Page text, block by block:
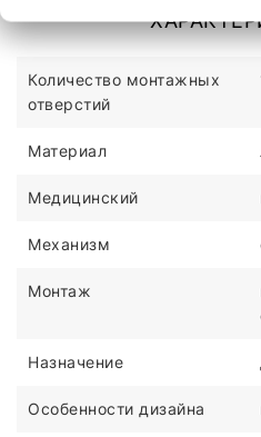
Количество монтажных
отверстий
Материал
Медицинский
Механизм
Монтаж
Назначение
Особенности дизайна